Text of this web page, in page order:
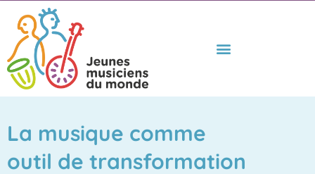
La musique comme
outil de transformation